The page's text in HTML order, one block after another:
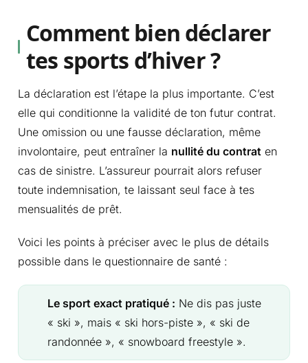
Comment bien déclarer
tes sports d’hiver ?
La déclaration est l’étape la plus importante. C’est
elle qui conditionne la validité de ton futur contrat.
Une omission ou une fausse déclaration, même
involontaire, peut entraîner la nullité du contrat en
cas de sinistre. L’assureur pourrait alors refuser
toute indemnisation, te laissant seul face à tes
mensualités de prêt.
Voici les points à préciser avec le plus de détails
possible dans le questionnaire de santé :
Le sport exact pratiqué : Ne dis pas juste
« ski », mais « ski hors-piste », « ski de
randonnée », « snowboard freestyle ».